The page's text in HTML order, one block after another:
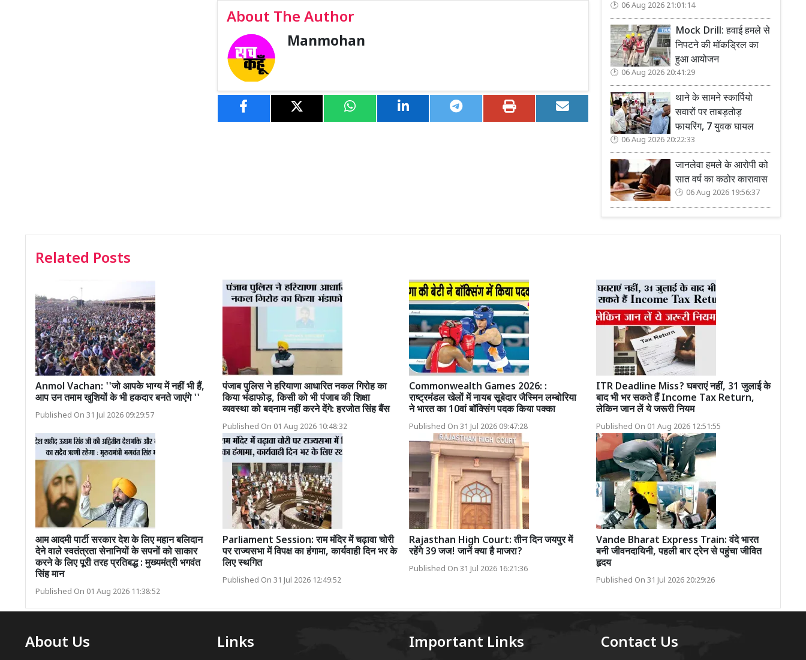
About The Author
Manmohan
06 Aug 2026 21:01:14
Mock Drill: हवाई हमले से
निपटने की मॉकड्रिल का
हुआ आयोजन
06 Aug 2026 20:41:29
थाने के सामने स्कार्पियो
सवारों पर ताबड़तोड़
फायरिंग, 7 युवक घायल
06 Aug 2026 20:22:33
जानलेवा हमले के आरोपी को
सात वर्ष का कठोर कारावास
06 Aug 2026 19:56:37
Related Posts
Anmol Vachan: ''जो आपके भाग्य में नहीं भी हैं,
आप उन तमाम खुशियों के भी हकदार बनते जाएंगे ''
Published On 31 Jul 2026 09:29:57
पंजाब पुलिस ने हरियाणा आधारित नकल गिरोह का
किया भंडाफोड़, किसी को भी पंजाब की शिक्षा
व्यवस्था को बदनाम नहीं करने देंगे: हरजोत सिंह बैंस
Published On 01 Aug 2026 10:48:32
Commonwealth Games 2026: :
राष्ट्रमंडल खेलों में नायब सूबेदार जैस्मिन लम्बोरिया
ने भारत का 10वां बॉक्सिंग पदक किया पक्का
Published On 31 Jul 2026 09:47:28
ITR Deadline Miss? घबराएं नहीं, 31 जुलाई के
बाद भी भर सकते हैं Income Tax Return,
लेकिन जान लें ये जरूरी नियम
Published On 01 Aug 2026 12:51:55
आम आदमी पार्टी सरकार देश के लिए महान बलिदान
देने वाले स्वतंत्रता सेनानियों के सपनों को साकार
करने के लिए पूरी तरह प्रतिबद्ध : मुख्यमंत्री भगवंत
सिंह मान
Published On 01 Aug 2026 11:38:52
Parliament Session: राम मंदिर में चढ़ावा चोरी
पर राज्यसभा में विपक्ष का हंगामा, कार्यवाही दिन भर के
लिए स्थगित
Published On 31 Jul 2026 12:49:52
Rajasthan High Court: तीन दिन जयपुर में
रहेंगे 39 जज! जानें क्या है माजरा?
Published On 31 Jul 2026 16:21:36
Vande Bharat Express Train: वंदे भारत
बनी जीवनदायिनी, पहली बार ट्रेन से पहुंचा जीवित
हृदय
Published On 31 Jul 2026 20:29:26
About Us Links Important Links Contact Us